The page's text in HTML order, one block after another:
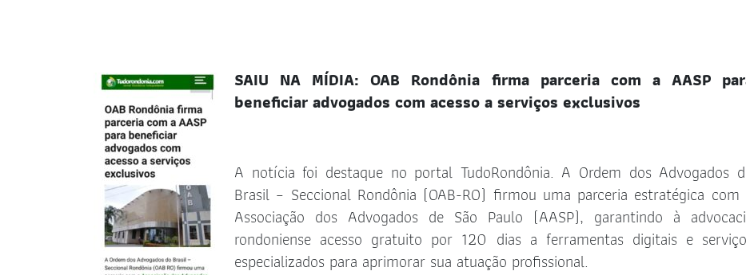
SAIU NA MÍDIA: OAB Rondônia firma parceria com a AASP
beneficiar advogados com acesso a serviços exclusivos
A notícia foi destaque no portal TudoRondônia. A Ordem dos Advogados
Brasil – Seccional Rondônia (OAB-RO) firmou uma parceria estratégica com
Associação dos Advogados de São Paulo (AASP), garantindo à
rondoniense acesso gratuito por 120 dias a ferramentas digitais e
especializados para aprimorar sua atuação profissional.